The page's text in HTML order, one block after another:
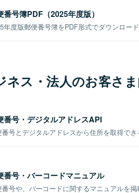
番号簿PDF（2025年度版）
年度版郵便番号簿をPDF形式でダウンロード
ネス・法人のお客さ
番号・デジタルアドレスAPI
号とデジタルアドレスから住所を取得でき
番号・バーコードマニュアル
号や、バーコードに関するマニュアルを掲